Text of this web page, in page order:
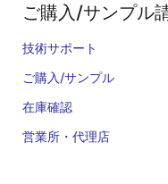
ご購入/サンプル
技術サポート
ご購入/サンプル
在庫確認
営業所・代理店